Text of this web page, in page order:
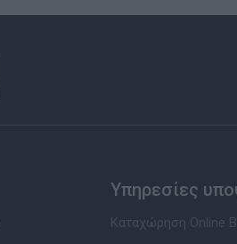
Υπηρεσίες
Καταχώρηση Online